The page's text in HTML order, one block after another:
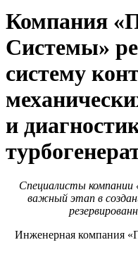
Компания
Системы»
систему
и
Специалисты
важный этап в
Инженерная компания